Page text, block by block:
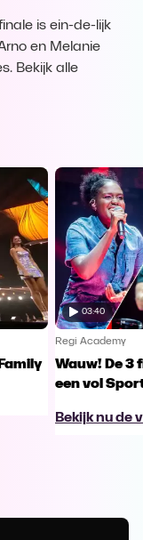
is ein-de-lijk
en Melanie
Bekijk alle
03:40
Regi Academy
Wauw! De 3
een vol
Bekijk nu de